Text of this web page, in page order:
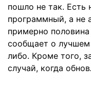
пошло не так. Есть
программный, а не
примерно половина
сообщает о лучшем
либо. Кроме того,
случай, когда